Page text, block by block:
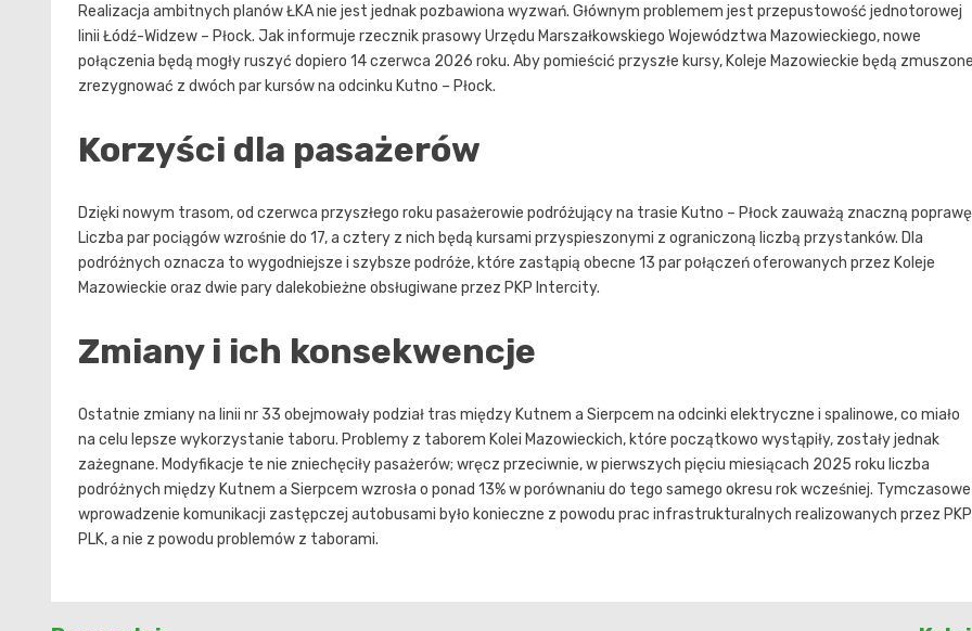
Realizacja ambitnych planów ŁKA nie jest jednak pozbawiona wyzwań. Głównym problemem jest przepustowość jednotorowej
linii Łódź-Widzew – Płock. Jak informuje rzecznik prasowy Urzędu Marszałkowskiego Województwa Mazowieckiego, nowe
połączenia będą mogły ruszyć dopiero 14 czerwca 2026 roku. Aby pomieścić przyszłe kursy, Koleje Mazowieckie będą
zrezygnować z dwóch par kursów na odcinku Kutno – Płock.
Korzyści dla pasażerów
Dzięki nowym trasom, od czerwca przyszłego roku pasażerowie podróżujący na trasie Kutno – Płock zauważą znaczną
Liczba par pociągów wzrośnie do 17, a cztery z nich będą kursami przyspieszonymi z ograniczoną liczbą przystanków. Dla
podróżnych oznacza to wygodniejsze i szybsze podróże, które zastąpią obecne 13 par połączeń oferowanych przez Koleje
Mazowieckie oraz dwie pary dalekobieżne obsługiwane przez PKP Intercity.
Zmiany i ich konsekwencje
Ostatnie zmiany na linii nr 33 obejmowały podział tras między Kutnem a Sierpcem na odcinki elektryczne i spalinowe, co miało
na celu lepsze wykorzystanie taboru. Problemy z taborem Kolei Mazowieckich, które początkowo wystąpiły, zostały jednak
zażegnane. Modyfikacje te nie zniechęciły pasażerów; wręcz przeciwnie, w pierwszych pięciu miesiącach 2025 roku liczba
podróżnych między Kutnem a Sierpcem wzrosła o ponad 13% w porównaniu do tego samego okresu rok wcześniej. Tymczasowe
wprowadzenie komunikacji zastępczej autobusami było konieczne z powodu prac infrastrukturalnych realizowanych przez PKP
PLK, a nie z powodu problemów z taborami.
Nawigacja